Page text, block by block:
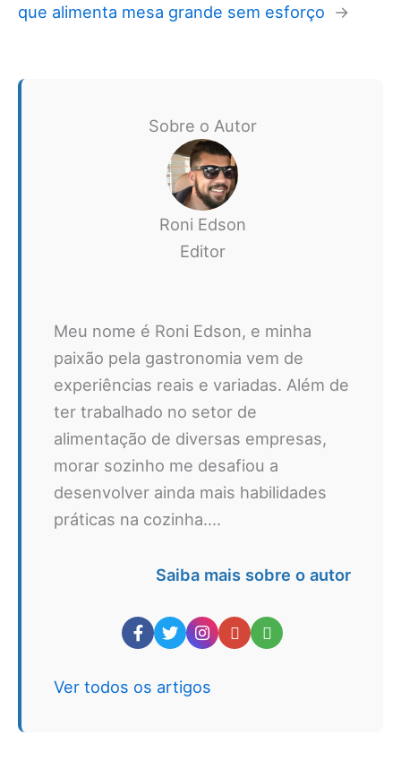
que alimenta mesa grande sem esforço →
Sobre o Autor
Roni Edson
Editor
Meu nome é Roni Edson, e minha
paixão pela gastronomia vem de
experiências reais e variadas. Além de
ter trabalhado no setor de
alimentação de diversas empresas,
morar sozinho me desafiou a
desenvolver ainda mais habilidades
práticas na cozinha....
Saiba mais sobre o autor
Ver todos os artigos